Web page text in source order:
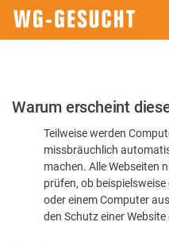
Bitte
dass
Warum erscheint
Teilweise werden
missbräuchlich
machen. Alle Webseiten
prüfen, ob
oder einem Computer
den Schutz einer